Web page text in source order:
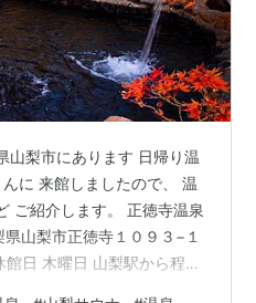
山梨市にあります 日帰り温
に 来館しましたので、 温
ご紹介します。 正徳寺温泉
山梨市正徳寺１０９３−１
日 木曜日 山梨駅から程近